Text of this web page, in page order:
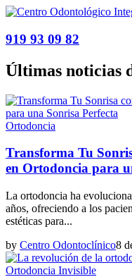
919 93 09 82
Últimas noticias
Ortodoncia
Transforma Tu
en Ortodoncia para
La ortodoncia ha
años, ofreciendo a los
estéticas para...
by Centro Odontoclínico8
Ortodoncia Invisible